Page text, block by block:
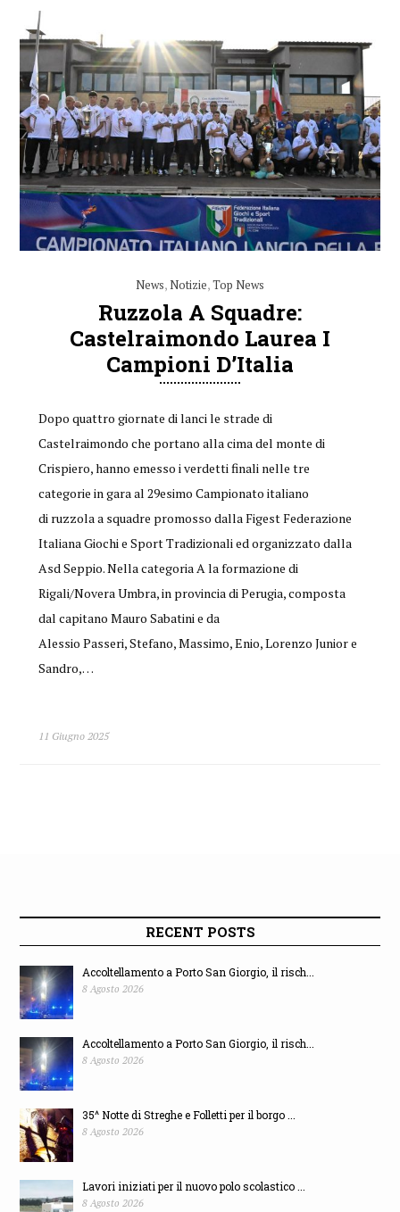
News,Notizie,Top News
Ruzzola A Squadre:
Castelraimondo Laurea I
Campioni D’Italia
Dopo quattro giornate di lanci le strade di
Castelraimondo che portano alla cima del monte di
Crispiero, hanno emesso i verdetti finali nelle tre
categorie in gara al 29esimo Campionato italiano
di ruzzola a squadre promosso dalla Figest Federazione
Italiana Giochi e Sport Tradizionali ed organizzato dalla
Asd Seppio. Nella categoria A la formazione di
Rigali/Novera Umbra, in provincia di Perugia, composta
dal capitano Mauro Sabatini e da
Alessio Passeri, Stefano, Massimo, Enio, Lorenzo Junior e
Sandro,…
11 Giugno 2025
RECENT POSTS
Accoltellamento a Porto San Giorgio, il risch...
8 Agosto 2026
Accoltellamento a Porto San Giorgio, il risch...
8 Agosto 2026
35^ Notte di Streghe e Folletti per il borgo ...
8 Agosto 2026
Lavori iniziati per il nuovo polo scolastico ...
8 Agosto 2026